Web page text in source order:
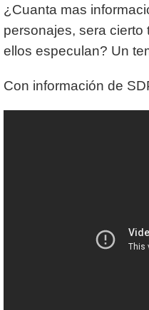
¿Cuanta mas
personajes, sera
ellos especulan? Un
Con información de